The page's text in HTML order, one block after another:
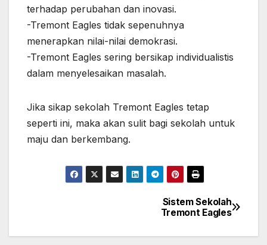
terhadap perubahan dan inovasi.
-Tremont Eagles tidak sepenuhnya
menerapkan nilai-nilai demokrasi.
-Tremont Eagles sering bersikap individualistis
dalam menyelesaikan masalah.
Jika sikap sekolah Tremont Eagles tetap
seperti ini, maka akan sulit bagi sekolah untuk
maju dan berkembang.
pos
Sistem Sekolah
Tremont Eagles